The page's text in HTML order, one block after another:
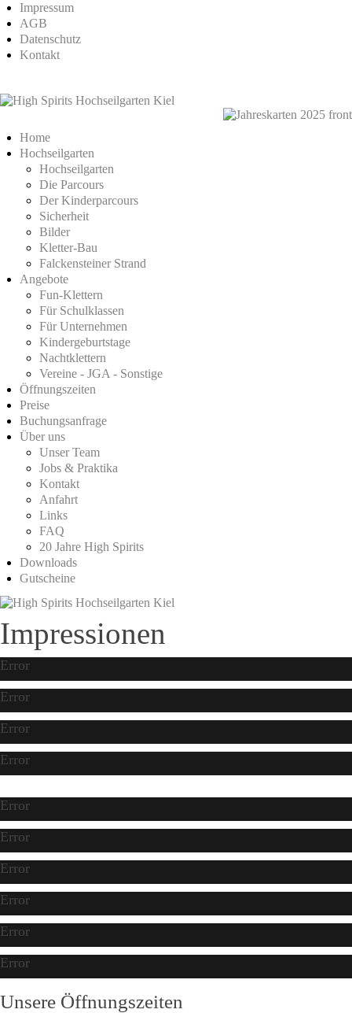
Impressum
AGB
Datenschutz
Kontakt
Home
Hochseilgarten
Hochseilgarten
Die Parcours
Der Kinderparcours
Sicherheit
Bilder
Kletter-Bau
Falckensteiner Strand
Angebote
Fun-Klettern
Für Schulklassen
Für Unternehmen
Kindergeburtstage
Nachtklettern
Vereine - JGA - Sonstige
Öffnungszeiten
Preise
Buchungsanfrage
Über uns
Unser Team
Jobs & Praktika
Kontakt
Anfahrt
Links
FAQ
20 Jahre High Spirits
Downloads
Gutscheine
Impressionen
Error
Error
Error
Error
Error
Error
Error
Error
Error
Error
Unsere Öffnungszeiten